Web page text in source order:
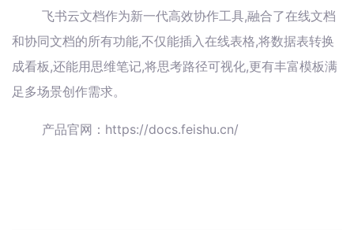
飞书云文档作为新一代高效协作工具,融合了在线文档
和协同文档的所有功能,不仅能插入在线表格,将数据表转换
成看板,还能用思维笔记,将思考路径可视化,更有丰富模板满
足多场景创作需求。
产品官网：https://docs.feishu.cn/